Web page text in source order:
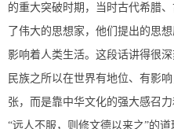
的重大突破时期，当时古代希腊
了伟大的思想家，他们提出的思
影响着人类生活。这段话讲得很
民族之所以在世界有地位、有影
张，而是靠中华文化的强大感召
“远人不服，则修文德以来之”的